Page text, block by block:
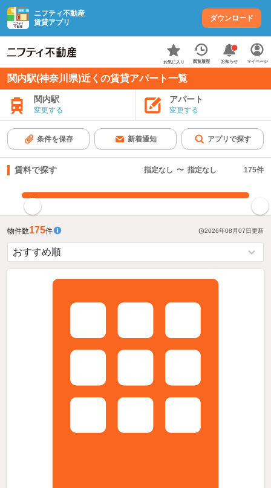
ニフティ不動産
賃貸アプリ
ダウンロード
お気に入り 閲覧履歴 お知らせ マイページ
関内駅(神奈川県)近くの賃貸アパート一覧
関内駅
変更する
アパート
変更する
条件を保存 新着通知 アプリで探す
賃料で探す 指定なし 〜 指定なし 175件
物件数175件 2026年08月07日更新